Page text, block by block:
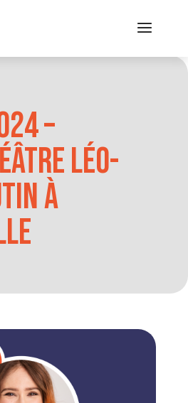
–
Léo-
à